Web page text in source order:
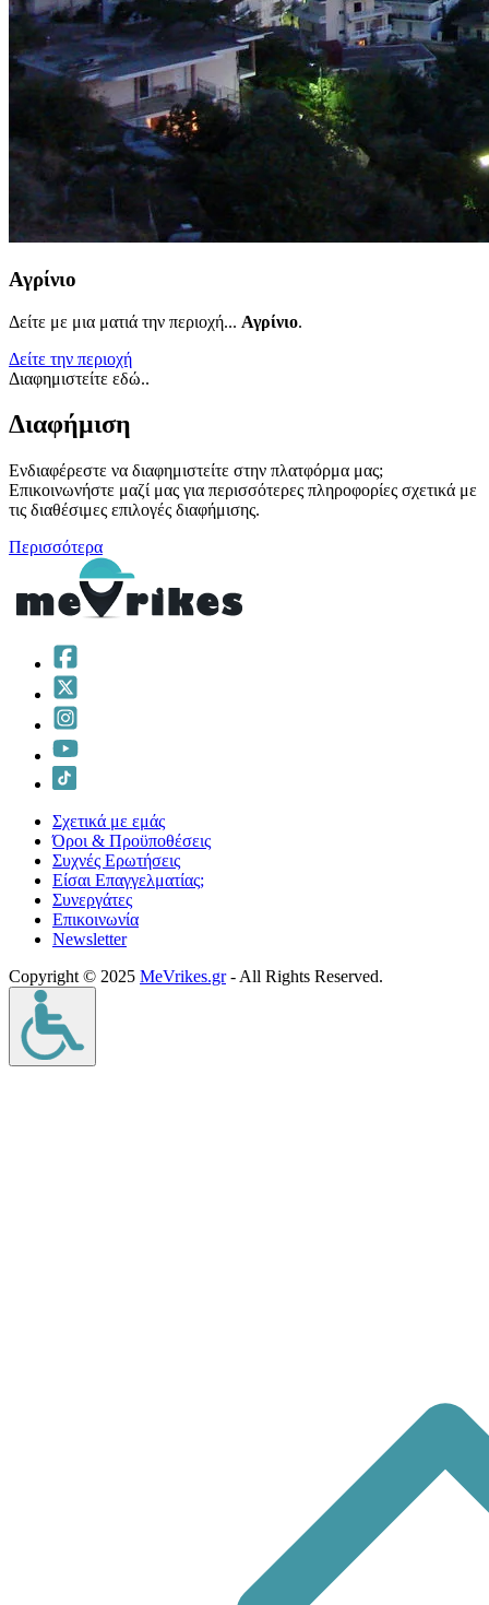
Αγρίνιο
Δείτε με μια ματιά την περιοχή... Αγρίνιο.
Δείτε την περιοχή
Διαφημιστείτε εδώ..
Διαφήμιση
Ενδιαφέρεστε να διαφημιστείτε στην πλατφόρμα μας;
Επικοινωνήστε μαζί μας για περισσότερες πληροφορίες σχετικά με
τις διαθέσιμες επιλογές διαφήμισης.
Περισσότερα
Σχετικά με εμάς
Όροι & Προϋποθέσεις
Συχνές Ερωτήσεις
Είσαι Επαγγελματίας;
Συνεργάτες
Επικοινωνία
Νewsletter
Copyright © 2025 MeVrikes.gr- All Rights Reserved.